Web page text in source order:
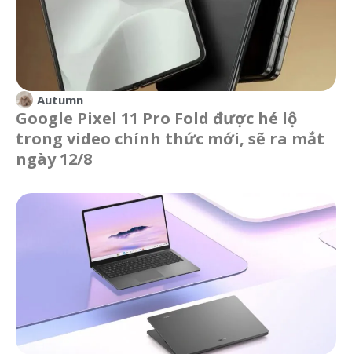
Autumn
Google Pixel 11 Pro Fold được hé lộ
trong video chính thức mới, sẽ ra mắt
ngày 12/8